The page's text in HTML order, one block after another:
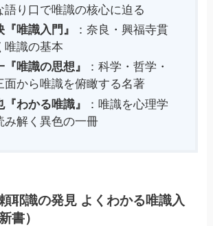
語り口で唯識の核心に迫る
唯識入門』
：奈良・興福寺貫
唯識の基本
唯識の思想』
：科学・哲学・
面から唯識を俯瞰する名著
『わかる唯識』
：唯識を心理学
み解く異色の一冊
耶識の発見 よくわかる唯識入
書）